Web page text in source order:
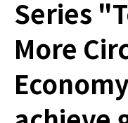
Series
More